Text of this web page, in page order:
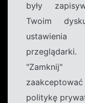
były
Twoim
politykę